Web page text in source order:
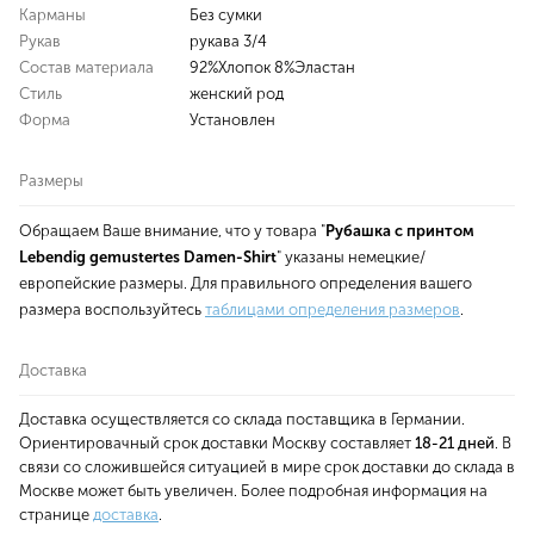
Карманы
Без сумки
Рукав
рукава 3/4
Состав материала
92%Хлопок 8%Эластан
Стиль
женский род
Форма
Установлен
Размеры
Обращаем Ваше внимание, что у товара "Рубашка с принтом
Lebendig gemustertes Damen-Shirt" указаны немецкие/
европейские размеры. Для правильного определения вашего
размера воспользуйтесь таблицами определения размеров.
Доставка
Доставка осуществляется со склада поставщика в Германии.
Ориентировачный срок доставки Москву составляет 18-21 дней. В
связи со сложившейся ситуацией в мире срок доставки до склада в
Москве может быть увеличен. Более подробная информация на
странице доставка.